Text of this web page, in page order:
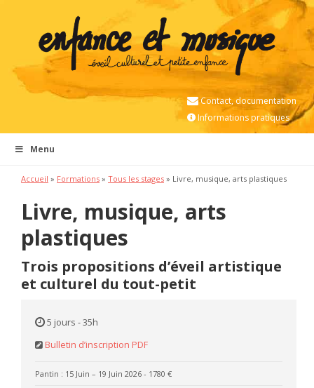
Contact, documentation
Informations pratiques
Menu
Accueil » Formations » Tous les stages » Livre, musique, arts plastiques
Livre, musique, arts
plastiques
Trois propositions d’éveil artistique
et culturel du tout-petit
5 jours - 35h
Bulletin d’inscription PDF
Pantin : 15 Juin – 19 Juin 2026 - 1780 €